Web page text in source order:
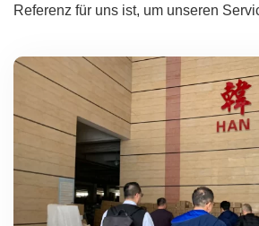
Referenz für uns ist, um unseren